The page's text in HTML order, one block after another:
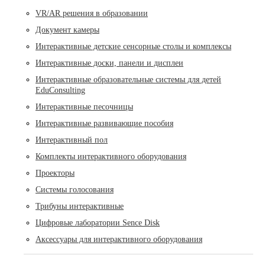
VR/AR решения в образовании
Документ камеры
Интерактивные детские сенсорные столы и комплексы
Интерактивные доски, панели и дисплеи
Интерактивные образовательные системы для детей
EduConsulting
Интерактивные песочницы
Интерактивные развивающие пособия
Интерактивный пол
Комплекты интерактивного оборудования
Проекторы
Системы голосования
Трибуны интерактивные
Цифровые лаборатории Sence Disk
Аксессуары для интерактивного оборудования